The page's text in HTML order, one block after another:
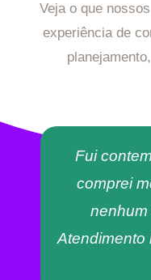
Veja o que
experiência de
Fui
comprei
nenhum
Atendimento